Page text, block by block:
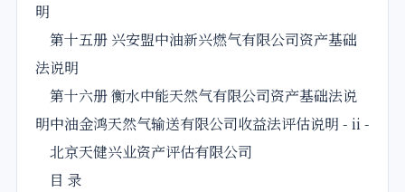
明
第十五册 兴安盟中油新兴燃气有限公司资产基础
法说明
第十六册 衡水中能天然气有限公司资产基础法说
明中油金鸿天然气输送有限公司收益法评估说明 - ii -
北京天健兴业资产评估有限公司
目 录